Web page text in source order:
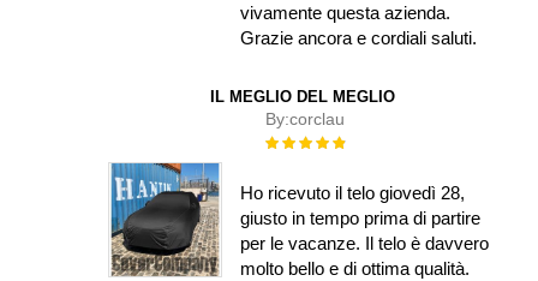
vivamente questa azienda.
Grazie ancora e cordiali saluti.
IL MEGLIO DEL MEGLIO
By:corclau
Rating:
Ho ricevuto il telo giovedì 28,
giusto in tempo prima di partire
per le vacanze. Il telo è davvero
molto bello e di ottima qualità.